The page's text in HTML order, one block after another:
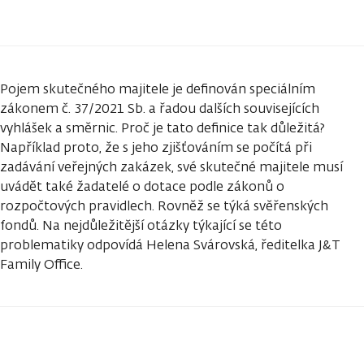
Pojem skutečného majitele je definován speciálním
zákonem č. 37/2021 Sb. a řadou dalších souvisejících
vyhlášek a směrnic. Proč je tato definice tak důležitá?
Například proto, že s jeho zjišťováním se počítá při
zadávání veřejných zakázek, své skutečné majitele musí
uvádět také žadatelé o dotace podle zákonů o
rozpočtových pravidlech. Rovněž se týká svěřenských
fondů. Na nejdůležitější otázky týkající se této
problematiky odpovídá Helena Svárovská, ředitelka J&T
Family Office.